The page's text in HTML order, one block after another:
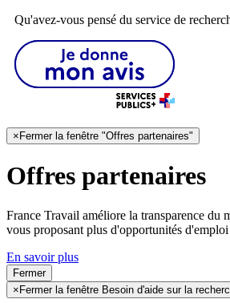
Qu'avez-vous pensé du service de
× Fermer la fenêtre "Offres partenaires"
Offres partenaires
France Travail améliore la transparence du
vous proposant plus d'opportunités d'emploi
En savoir plus
Fermer
× Fermer la fenêtre Besoin d'aide sur la